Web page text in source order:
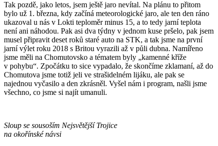
Tak pozdě, jako letos, jsem ještě jaro nevítal. Na plánu to přitom
bylo už 1. března, kdy začíná meteorologické jaro, ale ten den ráno
ukazoval u nás v Lokti teploměr minus 15, a to tedy jarní teplota
není ani náhodou. Pak asi dva týdny v jednom kuse pršelo, pak jsem
musel připravit deset roků staré auto na STK, a tak jsme na první
jarní výlet roku 2018 s Britou vyrazili až v půli dubna. Namířeno
jsme měli na Chomutovsko a tématem byly „kamenné kříže
v pohybu“. Zpočátku to sice vypadalo, že skončíme zklamaní, až do
Chomutova jsme totiž jeli ve strašidelném lijáku, ale pak se
najednou vyčasilo a den zkrásněl. Vyšel nám i program, našli jsme
všechno, co jsme si najít umanuli.
Sloup se sousoším Nejsvětější Trojice
na okořínské návsi